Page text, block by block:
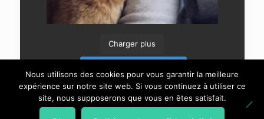
Charger plus
Nous utilisons des cookies pour vous garantir la meilleure
expérience sur notre site web. Si vous continuez à utiliser ce
site, nous supposerons que vous en êtes satisfait.